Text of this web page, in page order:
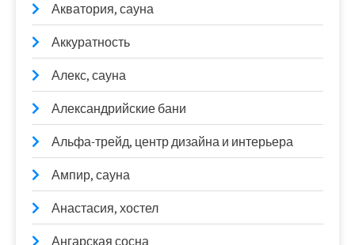
Акватория, сауна
Аккуратность
Алекс, сауна
Александрийские бани
Альфа-трейд, центр дизайна и интерьера
Ампир, сауна
Анастасия, хостел